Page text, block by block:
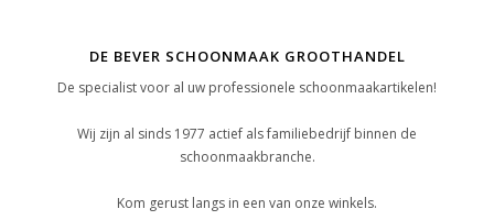
DE BEVER SCHOONMAAK GROOTHANDEL
De specialist voor al uw professionele schoonmaakartikelen!
Wij zijn al sinds 1977 actief als familiebedrijf binnen de
schoonmaakbranche.
Kom gerust langs in een van onze winkels.